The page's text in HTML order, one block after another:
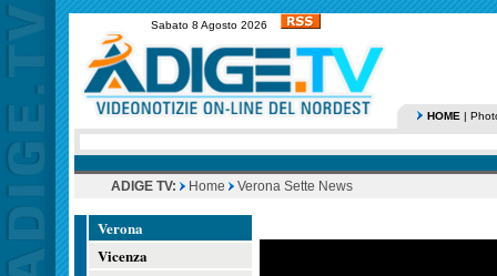
Sabato 8 Agosto 2026
HOME |
ADIGE TV: Home Verona Sette News
Verona
Vicenza